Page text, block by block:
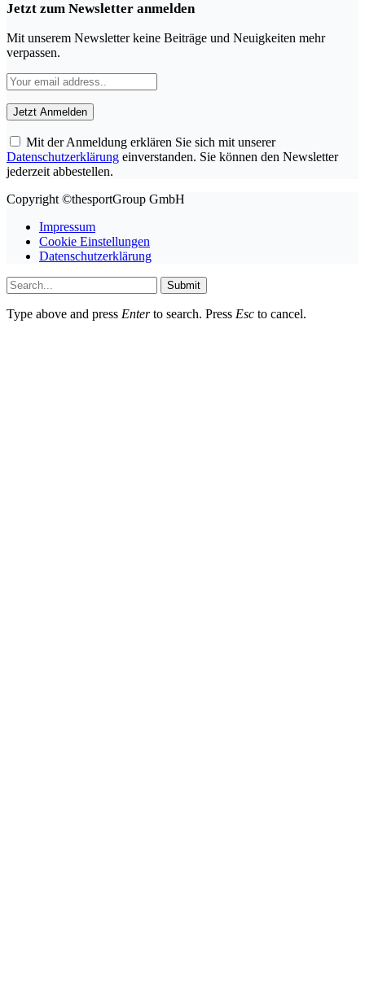
Jetzt zum Newsletter anmelden
Mit unserem Newsletter keine Beiträge und Neuigkeiten mehr
verpassen.
Mit der Anmeldung erklären Sie sich mit unserer
Datenschutzerklärung einverstanden. Sie können den Newsletter
jederzeit abbestellen.
Copyright ©thesportGroup GmbH
Impressum
Cookie Einstellungen
Datenschutzerklärung
Submit
Type above and press Enterto search. Press Esc to cancel.